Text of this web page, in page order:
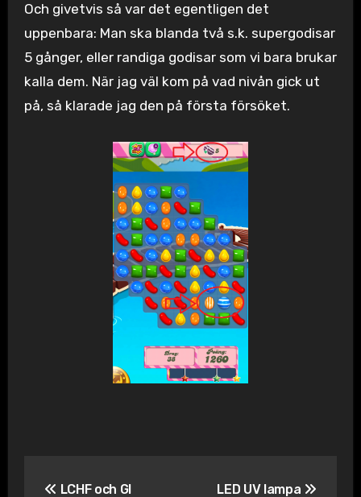
Och givetvis så var det egentligen det
uppenbara: Man ska blanda två s.k. supergodisar
5 gånger, eller randiga godisar som vi bara brukar
kalla dem. När jag väl kom på vad nivån gick ut
på, så klarade jag den på första försöket.
LCHF och GI
LED UV lampa